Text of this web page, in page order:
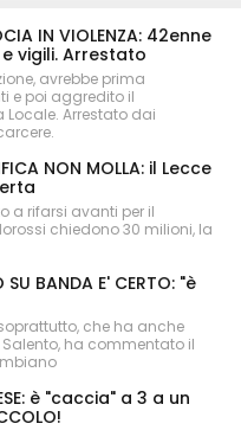
IN VIOLENZA: 42enne
vigili. Arrestato
avrebbe prima
e poi aggredito il
Arrestato dai
NON MOLLA: il Lecce
a rifarsi avanti per il
chiedono 30 milioni, la
SU BANDA E' CERTO: "è
che ha anche
ha commentato il
è "caccia" a 3 a un